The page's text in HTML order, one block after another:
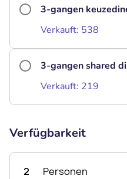
3-gangen
Verkauft: 538
3-gangen shared
Verkauft: 219
Verfügbarkeit
2 Personen